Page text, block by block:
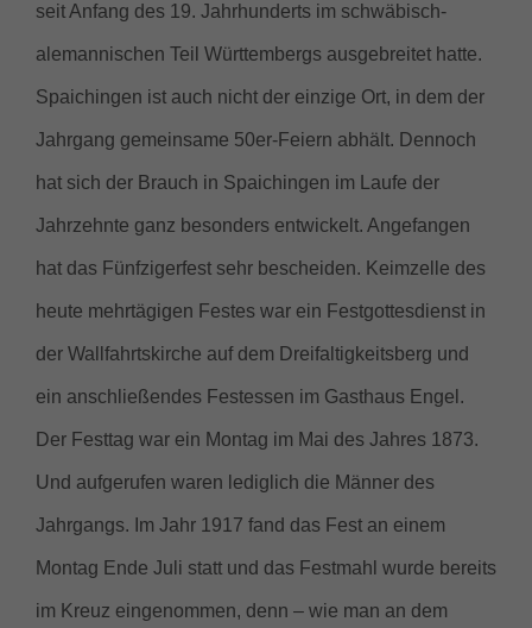
seit Anfang des 19. Jahrhunderts im schwäbisch-
alemannischen Teil Württembergs ausgebreitet hatte.
Spaichingen ist auch nicht der einzige Ort, in dem der
Jahrgang gemeinsame 50er-Feiern abhält. Dennoch
hat sich der Brauch in Spaichingen im Laufe der
Jahrzehnte ganz besonders entwickelt. Angefangen
hat das Fünfzigerfest sehr bescheiden. Keimzelle des
heute mehrtägigen Festes war ein Festgottesdienst in
der Wallfahrtskirche auf dem Dreifaltigkeitsberg und
ein anschließendes Festessen im Gasthaus Engel.
Der Festtag war ein Montag im Mai des Jahres 1873.
Und aufgerufen waren lediglich die Männer des
Jahrgangs. Im Jahr 1917 fand das Fest an einem
Montag Ende Juli statt und das Festmahl wurde bereits
im Kreuz eingenommen, denn – wie man an dem